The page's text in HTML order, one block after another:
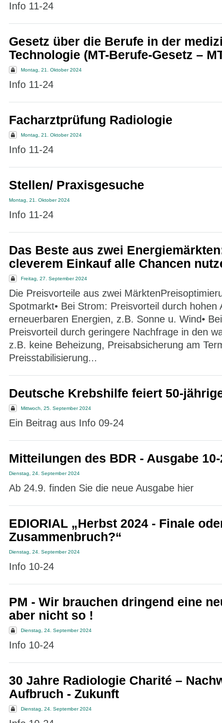
Info 11-24
Gesetz über die Berufe in der
Technologie (MT-Berufe-Gesetz –
Montag, 21. Oktober 2024
Info 11-24
Facharztprüfung Radiologie
Montag, 21. Oktober 2024
Info 11-24
Stellen/ Praxisgesuche
Montag, 21. Oktober 2024
Info 11-24
Das Beste aus zwei
cleverem Einkauf alle Chancen
Freitag, 27. September 2024
Die Preisvorteile aus zwei
Spotmarkt• Bei Strom: Preisvorteil durch hohen
erneuerbaren Energien, z.B. Sonne u. Wind•
Preisvorteil durch geringere Nachfrage in den
z.B. keine Beheizung, Preisabsicherung am
Preisstabilisierung...
Deutsche Krebshilfe feiert 50-
Mittwoch, 25. September 2024
Ein Beitrag aus Info 09-24
Mitteilungen des BDR - Ausgabe 10-
Dienstag, 24. September 2024
Ab 24.9. finden Sie die neue Ausgabe hier
EDIORIAL „Herbst 2024 - Finale
Zusammenbruch?“
Dienstag, 24. September 2024
Info 10-24
PM - Wir brauchen dringend eine
aber nicht so !
Dienstag, 24. September 2024
Info 10-24
30 Jahre Radiologie Charité –
Aufbruch - Zukunft
Dienstag, 24. September 2024